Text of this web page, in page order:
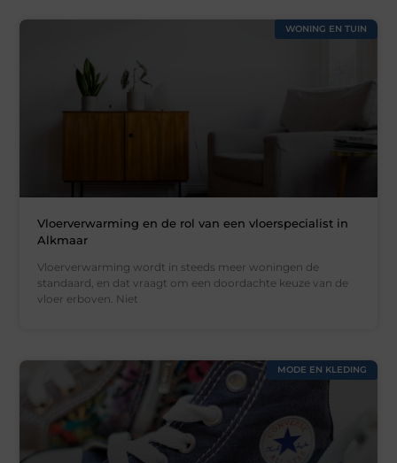
WONING EN TUIN
Vloerverwarming en de rol van een vloerspecialist in
Alkmaar
Vloerverwarming wordt in steeds meer woningen de
standaard, en dat vraagt om een doordachte keuze van de
vloer erboven. Niet
MODE EN KLEDING